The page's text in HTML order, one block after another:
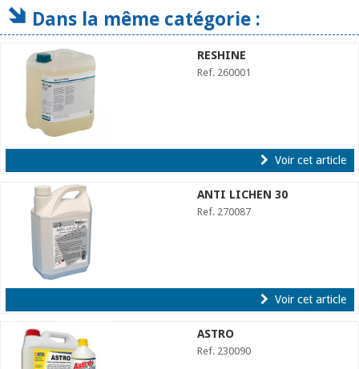
Dans la même catégorie :
RESHINE
Ref. 260001
Voir cet article
ANTI LICHEN 30
Ref. 270087
Voir cet article
ASTRO
Ref. 230090